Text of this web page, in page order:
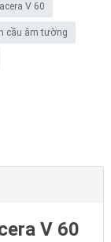
V 60
cầu âm tường
V 60